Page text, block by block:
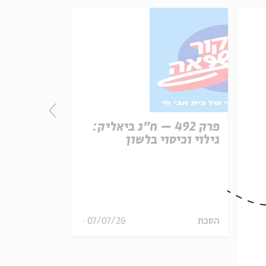
פרק 492 – ח״נ ביאליק:
גילוי וכיסוי בלשון
הסכת 07/07/26